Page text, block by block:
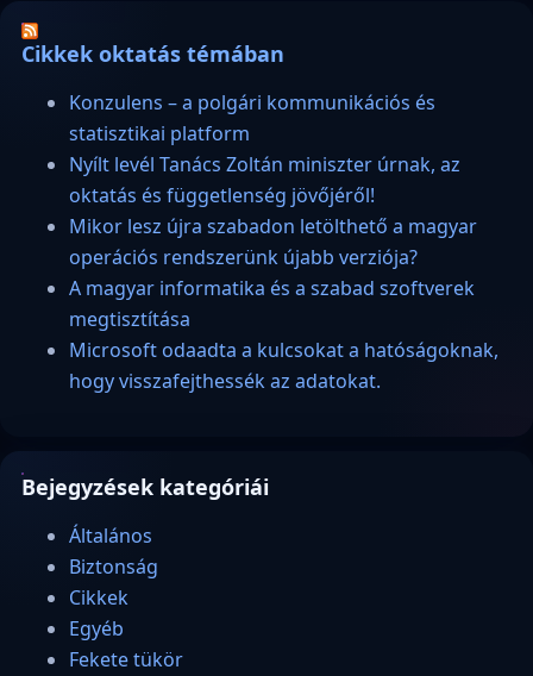
Cikkek oktatás témában
Konzulens – a polgári kommunikációs és
statisztikai platform
Nyílt levél Tanács Zoltán miniszter úrnak, az
oktatás és függetlenség jövőjéről!
Mikor lesz újra szabadon letölthető a magyar
operációs rendszerünk újabb verziója?
A magyar informatika és a szabad szoftverek
megtisztítása
Microsoft odaadta a kulcsokat a hatóságoknak,
hogy visszafejthessék az adatokat.
Bejegyzések kategóriái
Általános
Biztonság
Cikkek
Egyéb
Fekete tükör